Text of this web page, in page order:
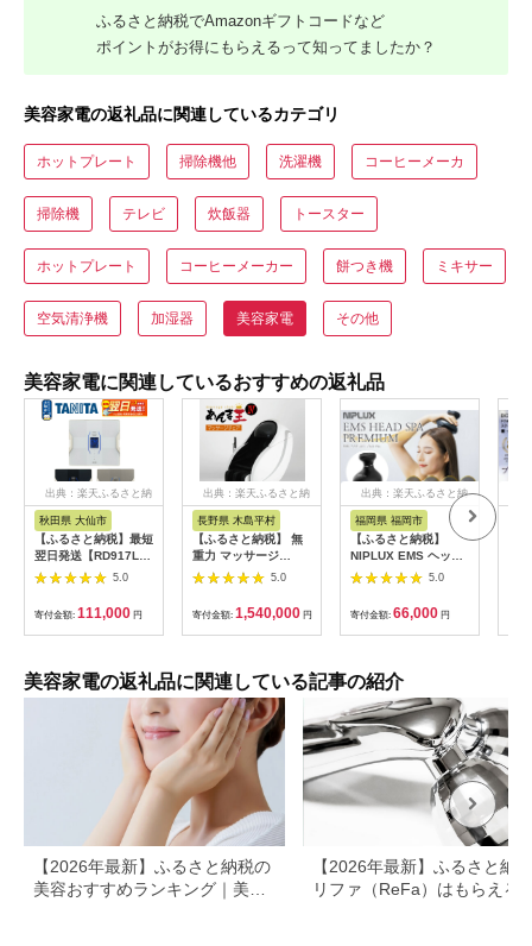
ふるさと納税でAmazonギフトコードなど
ポイントがお得にもらえるって知ってましたか？
美容家電の返礼品に関連しているカテゴリ
ホットプレート 掃除機他 洗濯機 コーヒーメーカ
掃除機 テレビ 炊飯器 トースター
ホットプレート コーヒーメーカー 餅つき機 ミキサー
空気清浄機 加湿器 美容家電 その他
美容家電に関連しているおすすめの返礼品
出典：楽天ふるさと納
秋田県 大仙市
【ふるさと納税】最短
翌日発送【RD917L】
タニタ 体組成計 イン
ナースキャンデュアル
【メタリックブラック
／グレイッシュゴール
ド／パールホワイト】
5.0
寄付金額: 111,000 円
出典：楽天ふるさと納
長野県 木島平村
【ふるさと納税】 無
重力 マッサージ
R1500-01 あんま王4
| 日用品 家電 マッサ
ージチェア あんま王
無重力 長野県 木島平
村 信州
5.0
寄付金額: 1,540,000 円
出典：楽天ふるさと納
福岡県 福岡市
【ふるさと納税】
NIPLUX EMS ヘッ
ド・フェイシャルケア
PREMIUM NP-
EHSP23BK アタッチ
メント付 頭皮ケア 頭
スパ 美顔器 マッサー
ジ ボディケア リフト
ケア フェイスケア ス
カルプ ボディ 全身 防
水 美容 美容家電 福岡
市 福岡
5.0
寄付金額: 66,000 円
美容家電の返礼品に関連している記事の紹介
【2026年最新】ふるさと納税の
美容おすすめランキング｜美容
【2026年最新】ふるさと納
リファ（ReFa）はもらえる